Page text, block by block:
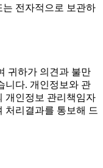
전자적으로 보관하
귀하가 의견과 불만
니다. 개인정보와 관
개인정보 관리책임자
처리결과를 통보해 드